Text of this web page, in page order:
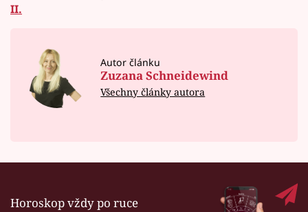
II.
Autor článku
Zuzana Schneidewind
Všechny články autora
Horoskop vždy po ruce